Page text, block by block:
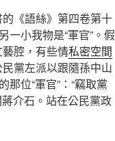
《語絲》第四卷第十
一小我物是“軍官”。假
腔，有些情私密空間
黨左派以跟隨孫中山
位“軍官”：“竊取黨
介石。站在公民黨政